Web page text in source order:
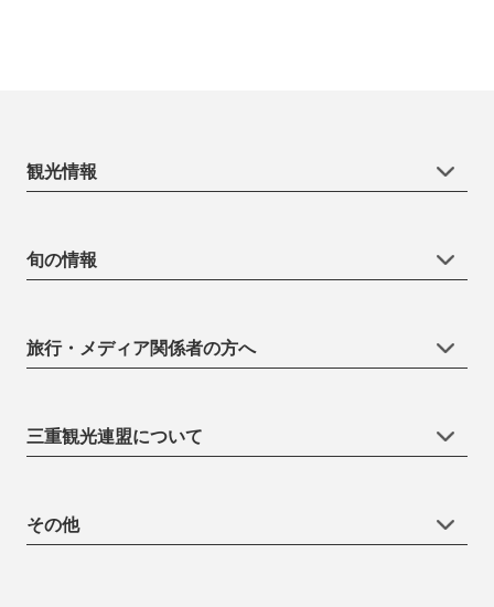
観光情報
旬の情報
旅行・メディア関係者の方へ
三重観光連盟について
その他